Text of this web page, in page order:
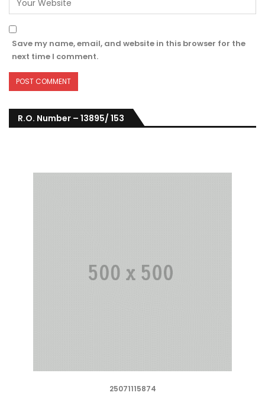
Save my name, email, and website in this browser for the
next time I comment.
R.O. Number – 13895/ 153
25071115874